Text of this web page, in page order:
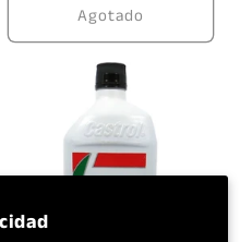
Agotado